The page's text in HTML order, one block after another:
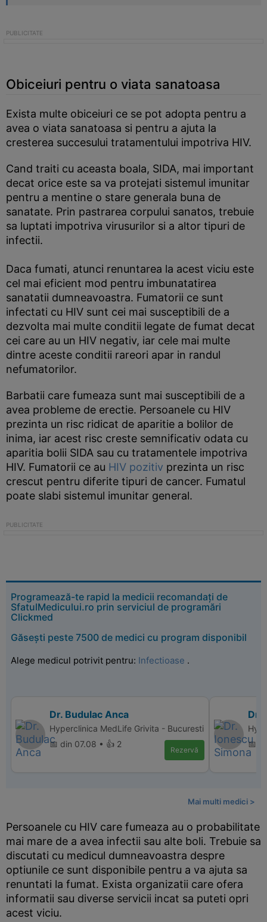
Obiceiuri pentru o viata sanatoasa
Exista multe obiceiuri ce se pot adopta pentru a
avea o viata sanatoasa si pentru a ajuta la
cresterea succesului tratamentului impotriva HIV.
Cand traiti cu aceasta boala, SIDA, mai important
decat orice este sa va protejati sistemul imunitar
pentru a mentine o stare generala buna de
sanatate. Prin pastrarea corpului sanatos, trebuie
sa luptati impotriva virusurilor si a altor tipuri de
infectii.
Daca fumati, atunci renuntarea la acest viciu este
cel mai eficient mod pentru imbunatatirea
sanatatii dumneavoastra. Fumatorii ce sunt
infectati cu HIV sunt cei mai susceptibili de a
dezvolta mai multe conditii legate de fumat decat
cei care au un HIV negativ, iar cele mai multe
dintre aceste conditii rareori apar in randul
nefumatorilor.
Barbatii care fumeaza sunt mai susceptibili de a
avea probleme de erectie. Persoanele cu HIV
prezinta un risc ridicat de aparitie a bolilor de
inima, iar acest risc creste semnificativ odata cu
aparitia bolii SIDA sau cu tratamentele impotriva
HIV. Fumatorii ce au HIV pozitiv prezinta un risc
crescut pentru diferite tipuri de cancer. Fumatul
poate slabi sistemul imunitar general.
Programează-te rapid la medicii recomandați de
SfatulMedicului.ro prin serviciul de programări
Clickmed
Găsești peste 7500 de medici cu program disponibil
Alege medicul potrivit pentru: Infectioase .
Dr. Budulac Anca
Hyperclinica MedLife Grivita - Bucuresti
📅 din 07.08 • 👍 2
Rezervă
Dr.
📅
Mai multi medici >
Persoanele cu HIV care fumeaza au o probabilitate
mai mare de a avea infectii sau alte boli. Trebuie sa
discutati cu medicul dumneavoastra despre
optiunile ce sunt disponibile pentru a va ajuta sa
renuntati la fumat. Exista organizatii care ofera
informatii sau diverse servicii incat sa puteti opri
acest viciu.